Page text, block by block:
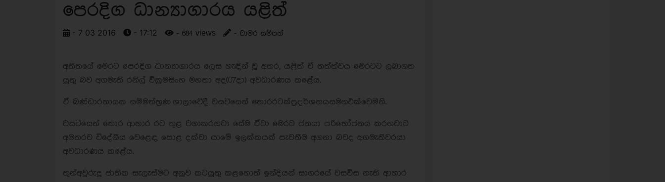
පෙරදිග ධාන්‍යාගාරය යළිත්
- 7 03 2016 - 17:12 - 684 views - චාමර සම්පත්
අතීතයේ මෙරට පෙරදිග ධාන්‍යාගාරය ලෙස හැඳින් වූ අතර, යළිත් ඒ තත්ත්වය මෙරටට ලබාගත
යුතු බව අගමැති රනිල් වික්‍රමසිංහ මහතා අද(07දා) අවධාරණය කළේය.
ඒ බණ්ඩාරනායක සම්මන්ත්‍රණ ශාලාවේදී වසවිසෙන් තොරරටක්ප්‍රදර්ශනයසමගඑක්වෙමිනි.
වසවිසෙන් තොර ආහාර රට තුළ වගාකරනවා සේම ඒවා මෙරට ජනයා පරිභෝජනය කරනවාට
අමතරව විදේශීය වෙළෙඳ පොළ දක්වා යාමේ ඉලක්කයක් පැවතීම අගනා බවද අගමැතිවරයා
අවධාරණය කළේය.
තුන්අවුරුදු ජාතික සැලැස්මට අනුව කටයුතු කළහොත් ඉන්දියන් සාගරයේ වසවිස නැති ආහාර